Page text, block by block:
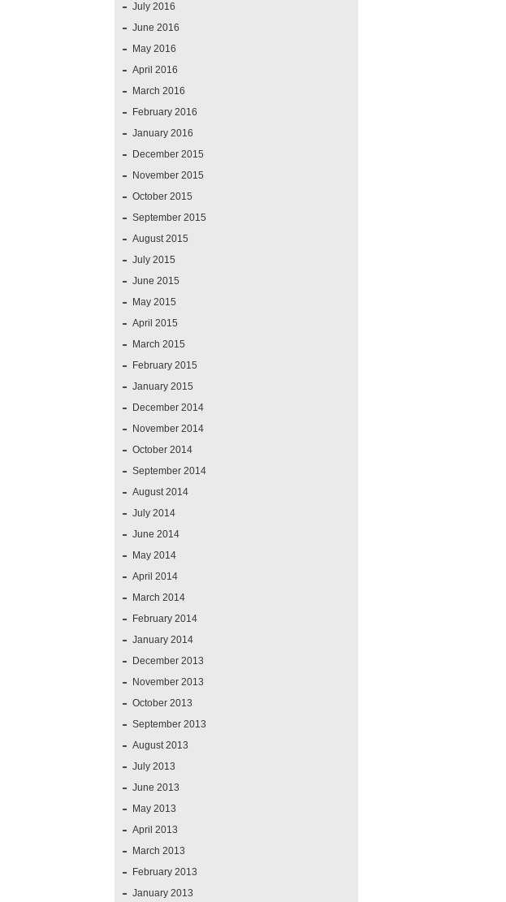
July 2016
June 2016
May 2016
April 2016
March 2016
February 2016
January 2016
December 2015
November 2015
October 2015
September 2015
August 2015
July 2015
June 2015
May 2015
April 2015
March 2015
February 2015
January 2015
December 2014
November 2014
October 2014
September 2014
August 2014
July 2014
June 2014
May 2014
April 2014
March 2014
February 2014
January 2014
December 2013
November 2013
October 2013
September 2013
August 2013
July 2013
June 2013
May 2013
April 2013
March 2013
February 2013
January 2013